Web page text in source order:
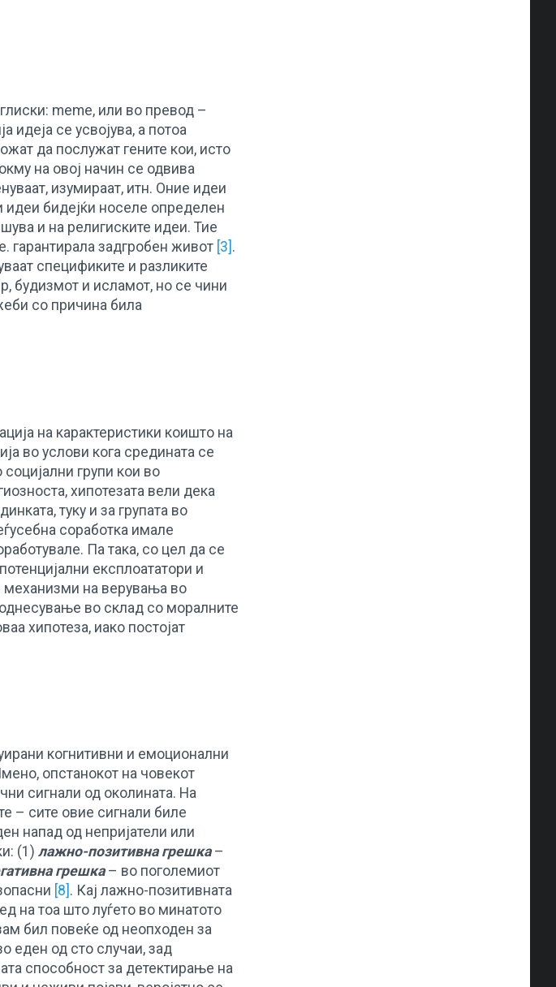
meme, или во превод –
се усвојува, а потоа
да послужат гените кои, исто
на овој начин се одвива
изумираат, итн. Оние идеи
идеи бидејќи носеле определен
и на религиските идеи. Тие
гарантирала задгробен живот [3] .
спецификите и разликите
будизмот и исламот, но се чини
со причина била
на карактеристики коишто на
во услови кога средината се
групи кои во
хипотезата вели дека
туку и за групата во
соработка имале
Па така, со цел да се
експлоататори и
на верувања во
во склад со моралните
хипотеза, иако постојат
когнитивни и емоционални
опстанокот на човекот
сигнали од околината. На
– сите овие сигнали биле
напад од непријатели или
(1) лажнo-позитивна грешка–
грешка– во поголемиот
[8] . Кај лажно-позитивната
на тоа што луѓето во минатото
бил повеќе од неопходен за
еден од сто случаи, зад
способност за детектирање на